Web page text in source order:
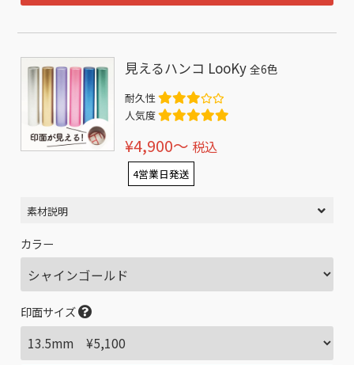
見えるハンコ LooKy全6色
耐久性
人気度
¥4,900〜 税込
4営業日発送
素材説明
カラー
印面サイズ